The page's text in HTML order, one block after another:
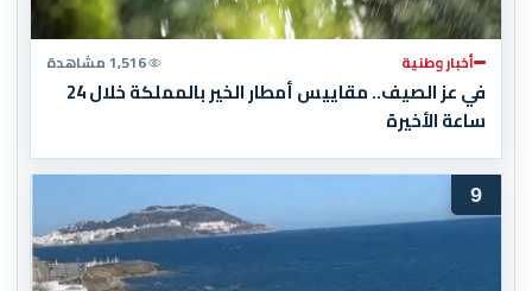
أخبار وطنية 1,516 مشاهدة
في عز الصيف.. مقاييس أمطار الخير بالمملكة خلال 24
ساعة الأخيرة
9